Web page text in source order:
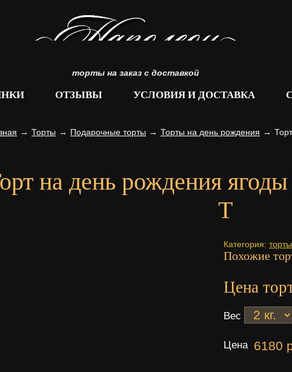
торты на заказ с доставкой
ОТЗЫВЫ УСЛОВИЯ И ДОСТАВКА
→ Торты → Подарочные торты → Торты на день рождения →
на день рождения
Т
Категория:
Похожие
Цена
Вес
Цена 6180